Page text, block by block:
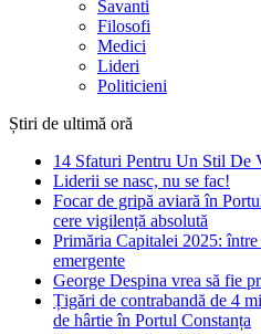
Savanti
Filosofi
Medici
Lideri
Politicieni
Știri de ultimă oră
14 Sfaturi Pentru Un Stil De
Liderii se nasc, nu se fac!
Focar de gripă aviară în
cere vigilență absolută
Primăria Capitalei 2025:
emergente
George Despina vrea să fie
Țigări de contrabandă de 4
de hârtie în Portul Constanța